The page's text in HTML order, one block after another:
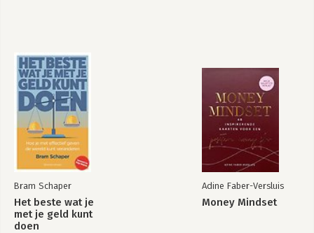
Bram Schaper
Het beste wat je
met je geld kunt
doen
Adine Faber-Versluis
Money Mindset